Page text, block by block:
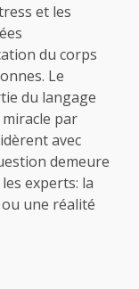
et les
du corps
Le
du langage
par
avec
demeure
experts: la
une réalité